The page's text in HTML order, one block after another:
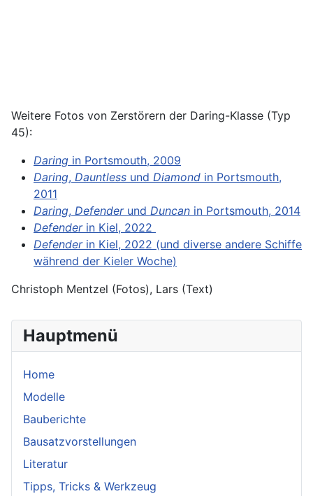
Hauptmenü
Home
Modelle
Bauberichte
Bausatzvorstellungen
Literatur
Tipps, Tricks & Werkzeug
Weitere Fotos von Zerstörern der Daring-Klasse (Typ
45):
Daring in Portsmouth, 2009
Daring, Dauntless und Diamond in Portsmouth,
2011
Daring, Defenderund Duncan in Portsmouth, 2014
Defenderin Kiel, 2022
Defenderin Kiel, 2022 (und diverse andere Schiffe
während der Kieler Woche)
Christoph Mentzel (Fotos), Lars (Text)